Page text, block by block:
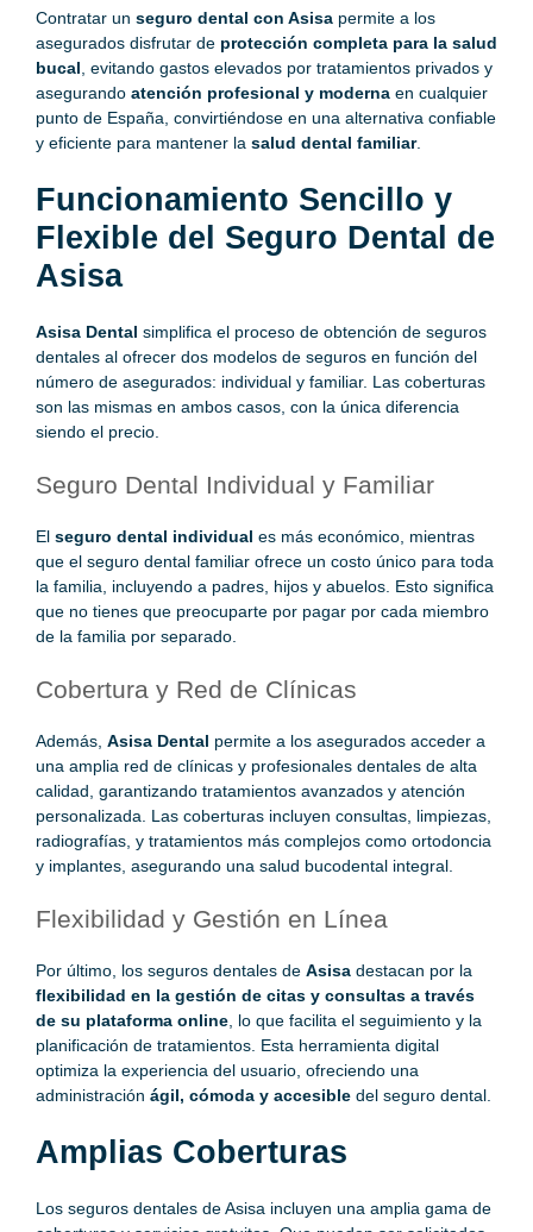
Contratar un seguro dental con Asisa permite a los
asegurados disfrutar de protección completa para la salud
bucal , evitando gastos elevados por tratamientos privados y
asegurando atención profesional y moderna en cualquier
punto de España, convirtiéndose en una alternativa confiable
y eficiente para mantener la salud dental familiar.
Funcionamiento Sencillo y
Flexible del Seguro Dental de
Asisa
Asisa Dental simplifica el proceso de obtención de seguros
dentales al ofrecer dos modelos de seguros en función del
número de asegurados: individual y familiar. Las coberturas
son las mismas en ambos casos, con la única diferencia
siendo el precio.
Seguro Dental Individual y Familiar
El seguro dental individual es más económico, mientras
que el seguro dental familiar ofrece un costo único para toda
la familia, incluyendo a padres, hijos y abuelos. Esto significa
que no tienes que preocuparte por pagar por cada miembro
de la familia por separado.
Cobertura y Red de Clínicas
Además, Asisa Dental permite a los asegurados acceder a
una amplia red de clínicas y profesionales dentales de alta
calidad, garantizando tratamientos avanzados y atención
personalizada. Las coberturas incluyen consultas, limpiezas,
radiografías, y tratamientos más complejos como ortodoncia
y implantes, asegurando una salud bucodental integral.
Flexibilidad y Gestión en Línea
Por último, los seguros dentales de Asisa destacan por la
flexibilidad en la gestión de citas y consultas a través
de su plataforma online , lo que facilita el seguimiento y la
planificación de tratamientos. Esta herramienta digital
optimiza la experiencia del usuario, ofreciendo una
administración ágil, cómoda y accesible del seguro dental.
Amplias Coberturas
Los seguros dentales de Asisa incluyen una amplia gama de